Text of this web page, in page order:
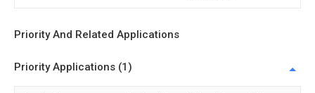
Priority And Related Applications
Priority Applications (1)